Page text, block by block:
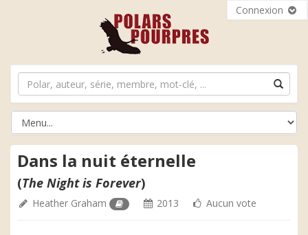
Connexion
Dans la nuit éternelle
(The Night is Forever)
Heather Graham 2013 Aucun vote